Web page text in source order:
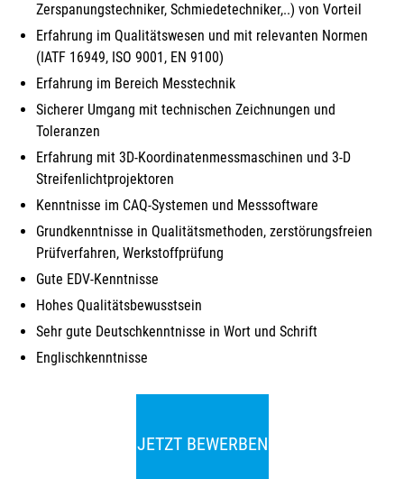
Zerspanungstechniker, Schmiedetechniker,..) von Vorteil
Erfahrung im Qualitätswesen und mit relevanten Normen
(IATF 16949, ISO 9001, EN 9100)
Erfahrung im Bereich Messtechnik
Sicherer Umgang mit technischen Zeichnungen und
Toleranzen
Erfahrung mit 3D-Koordinatenmessmaschinen und 3-D
Streifenlichtprojektoren
Kenntnisse im CAQ-Systemen und Messsoftware
Grundkenntnisse in Qualitätsmethoden, zerstörungsfreien
Prüfverfahren, Werkstoffprüfung
Gute EDV-Kenntnisse
Hohes Qualitätsbewusstsein
Sehr gute Deutschkenntnisse in Wort und Schrift
Englischkenntnisse
JETZT BEWERBEN